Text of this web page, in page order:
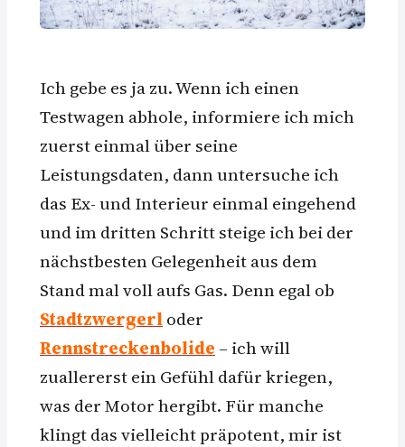
Ich gebe es ja zu. Wenn ich einen
Testwagen abhole, informiere ich mich
zuerst einmal über seine
Leistungsdaten, dann untersuche ich
das Ex- und Interieur einmal eingehend
und im dritten Schritt steige ich bei der
nächstbesten Gelegenheit aus dem
Stand mal voll aufs Gas. Denn egal ob
Stadtzwergerloder
Rennstreckenbolide – ich will
zuallererst ein Gefühl dafür kriegen,
was der Motor hergibt. Für manche
klingt das vielleicht präpotent, mir ist